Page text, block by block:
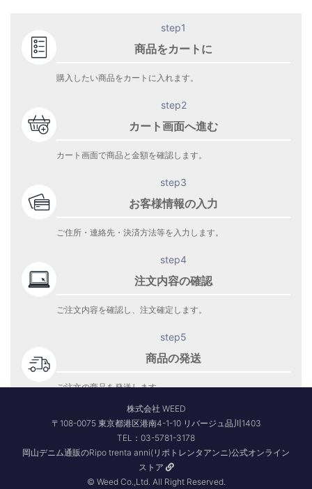
step1
商品をカートに
購入したい商品をカートに入れます。
step2
カート画面へ進む
カート画面で商品と金額を確認します。
step3
お客様情報の入力
ご住所・連絡先・決済方法等を入力します。
step4
注文内容の確認
ご注文内容を確認し、注文確定します。
step5
商品の発送
ご注文の商品を発送します。
株式会社 WEED
〒108-0075 東京都港区港南4-1-10 リバージュ品川1403
TEL：03-5781-3178
岡山デニム通販のRipo trenta anni(リポトレンタアンニ)公式オンライン
ストア
© Weed Co.,Ltd. All Right Reserved.